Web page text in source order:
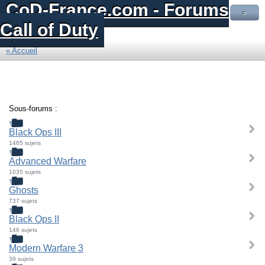
CoD-France.com - Forums
Call of Duty
»
« Accueil
Sous-forums :
Black Ops III
1465 sujets
Advanced Warfare
1035 sujets
Ghosts
737 sujets
Black Ops II
146 sujets
Modern Warfare 3
39 sujets